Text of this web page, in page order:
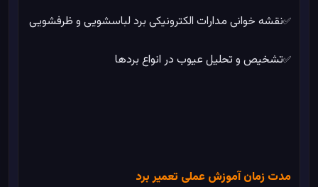
✅نقشه خوانی مدارات الکترونیکی برد لباسشویی و ظرفشویی
✅تشخیص و تحلیل عیوب در انواع بردها
مدت زمان آموزش عملی تعمیر برد